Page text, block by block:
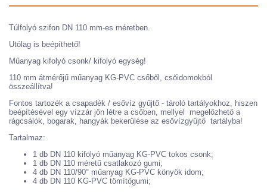
Túlfolyó szifon DN 110 mm-es méretben.
Utólag is beépíthető!
Műanyag kifolyó csonk/ kifolyó egység!
110 mm átmérőjű műanyag KG-PVC csőből, csőidomokból
összeállítva!
Fontos tartozék a csapadék / esővíz gyűjtő - tároló tartályokhoz, hiszen
beépítésével egy vízzár jön létre a csőben, mellyel megelőzhető a
rágcsálók, bogarak, hangyák bekerülése az esővízgyűjtő tartályba!
Tartalmaz:
1 db DN 110 kifolyó műanyag KG-PVC tokos csonk;
1 db DN 110 méretű csatlakozó gumi;
4 db DN 110/90° műanyag KG-PVC könyök idom;
4 db DN 110 KG-PVC tömítőgumi;